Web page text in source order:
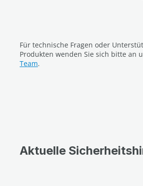
Für technische Fragen oder
Produkten wenden Sie sich bitte an
Team.
Aktuelle